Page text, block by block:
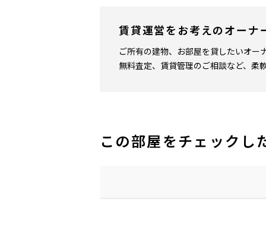
賃貸運営をお考えのオーナ
ご所有の建物、お部屋を貸したいオー
無料査定、賃貸管理のご相談など、柔
この部屋をチェックし